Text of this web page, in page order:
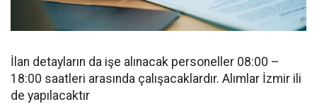
İlan detayların da işe alınacak personeller 08:00 –
18:00 saatleri arasında çalışacaklardır. Alımlar İzmir ili
de yapılacaktır